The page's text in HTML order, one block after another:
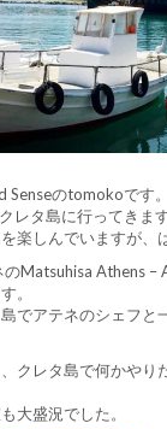
のtomokoです。
レタ島に行ってきます
楽しんでいますが、
Matsuhisa Athens –
。
でアテネのシェフと
クレタ島で何かやり
大盛況でした。